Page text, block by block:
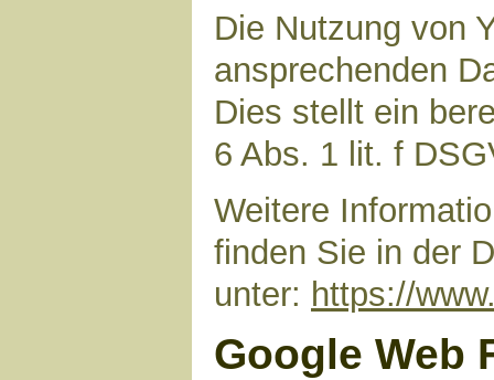
Die Nutzung von
ansprechenden
Dies stellt ein
6 Abs. 1 lit. f
Weitere
finden Sie in der
unter: https://
Google Web